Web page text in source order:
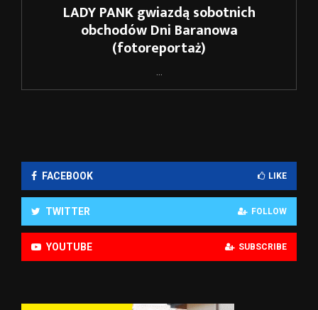
LADY PANK gwiazdą sobotnich
obchodów Dni Baranowa
(fotoreportaż)
FACEBOOK LIKE
TWITTER FOLLOW
YOUTUBE SUBSCRIBE